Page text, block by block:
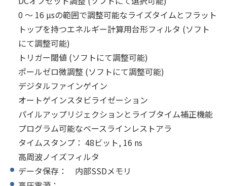
0 ～ 16 µsの範囲で調整可能なライズタイムとフラット
トップを持つエネルギー計算用台形フィルタ (ソフト
にて調整可能)
トリガー閾値 (ソフトにて調整可能)
ポールゼロ微調整 (ソフトにて調整可能)
デジタルファインゲイン
オートゲインスタビライゼーション
パイルアップリジェクションとライブタイム補正機能
プログラム可能なベースラインレストアラ
タイムスタンプ： 48ビット, 16 ns
高周波ノイズフィルタ
データ保存： 内部SSDメモリ